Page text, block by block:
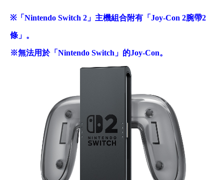
※「Nintendo Switch 2」主機組合附有「Joy-Con 2腕帶2
條」。
※無法用於「Nintendo Switch」的Joy-Con。